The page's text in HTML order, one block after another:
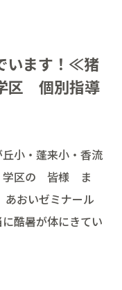
います！≪猪
区 個別指導
小・蓬来小・香流
学区の 皆様 ま
あおいゼミナール
酷暑が体にきてい